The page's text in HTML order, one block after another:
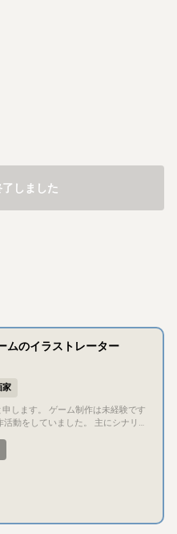
しました
ムのイラストレーター
家
動をしていました。 主にシナリオ
方は応募をご遠慮ください。 ##
まずは１名ルートのみ制作予定(
リオやこれまでの実績がもしあれ